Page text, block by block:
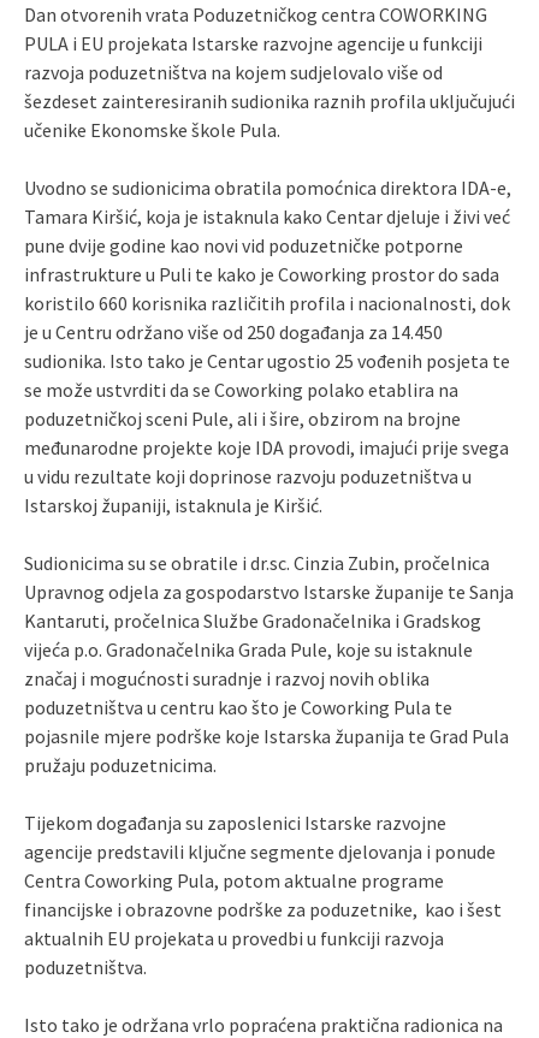
Dan otvorenih vrata Poduzetničkog centra COWORKING
PULA i EU projekata Istarske razvojne agencije u funkciji
razvoja poduzetništva na kojem sudjelovalo više od
šezdeset zainteresiranih sudionika raznih profila uključujući
učenike Ekonomske škole Pula.
Uvodno se sudionicima obratila pomoćnica direktora IDA-e,
Tamara Kiršić, koja je istaknula kako Centar djeluje i živi već
pune dvije godine kao novi vid poduzetničke potporne
infrastrukture u Puli te kako je Coworking prostor do sada
koristilo 660 korisnika različitih profila i nacionalnosti, dok
je u Centru održano više od 250 događanja za 14.450
sudionika. Isto tako je Centar ugostio 25 vođenih posjeta te
se može ustvrditi da se Coworking polako etablira na
poduzetničkoj sceni Pule, ali i šire, obzirom na brojne
međunarodne projekte koje IDA provodi, imajući prije svega
u vidu rezultate koji doprinose razvoju poduzetništva u
Istarskoj županiji, istaknula je Kiršić.
Sudionicima su se obratile i dr.sc. Cinzia Zubin, pročelnica
Upravnog odjela za gospodarstvo Istarske županije te Sanja
Kantaruti, pročelnica Službe Gradonačelnika i Gradskog
vijeća p.o. Gradonačelnika Grada Pule, koje su istaknule
značaj i mogućnosti suradnje i razvoj novih oblika
poduzetništva u centru kao što je Coworking Pula te
pojasnile mjere podrške koje Istarska županija te Grad Pula
pružaju poduzetnicima.
Tijekom događanja su zaposlenici Istarske razvojne
agencije predstavili ključne segmente djelovanja i ponude
Centra Coworking Pula, potom aktualne programe
financijske i obrazovne podrške za poduzetnike, kao i šest
aktualnih EU projekata u provedbi u funkciji razvoja
poduzetništva.
Isto tako je održana vrlo popraćena praktična radionica na